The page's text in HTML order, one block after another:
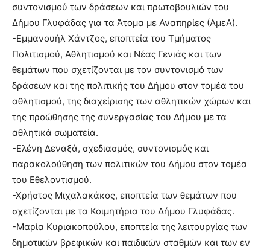
συντονισμού των δράσεων και πρωτοβουλιών του
Δήμου Γλυφάδας για τα Άτομα με Αναπηρίες (ΑμεΑ).
-Εμμανουήλ Χάντζος, εποπτεία του Τμήματος
Πολιτισμού, Αθλητισμού και Νέας Γενιάς και των
θεμάτων που σχετίζονται με τον συντονισμό των
δράσεων και της πολιτικής του Δήμου στον τομέα του
αθλητισμού, της διαχείρισης των αθλητικών χώρων και
της προώθησης της συνεργασίας του Δήμου με τα
αθλητικά σωματεία.
-Ελένη Δεναξά, σχεδιασμός, συντονισμός και
παρακολούθηση των πολιτικών του Δήμου στον τομέα
του Εθελοντισμού.
-Χρήστος Μιχαλακάκος, εποπτεία των θεμάτων που
σχετίζονται με τα Κοιμητήρια του Δήμου Γλυφάδας.
-Μαρία Κυριακοπούλου, εποπτεία της λειτουργίας των
δημοτικών βρεφικών και παιδικών σταθμών και των εν